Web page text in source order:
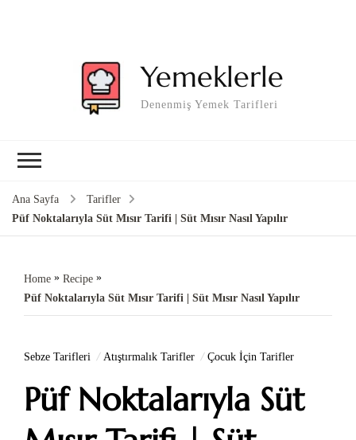
Yemeklerle
Denenmiş Yemek Tarifleri
Ana Sayfa
Tarifler
Püf Noktalarıyla Süt Mısır Tarifi | Süt Mısır Nasıl Yapılır
Home » Recipe »
Püf Noktalarıyla Süt Mısır Tarifi | Süt Mısır Nasıl Yapılır
Sebze Tarifleri Atıştırmalık Tarifler Çocuk İçin Tarifler
Püf Noktalarıyla Süt